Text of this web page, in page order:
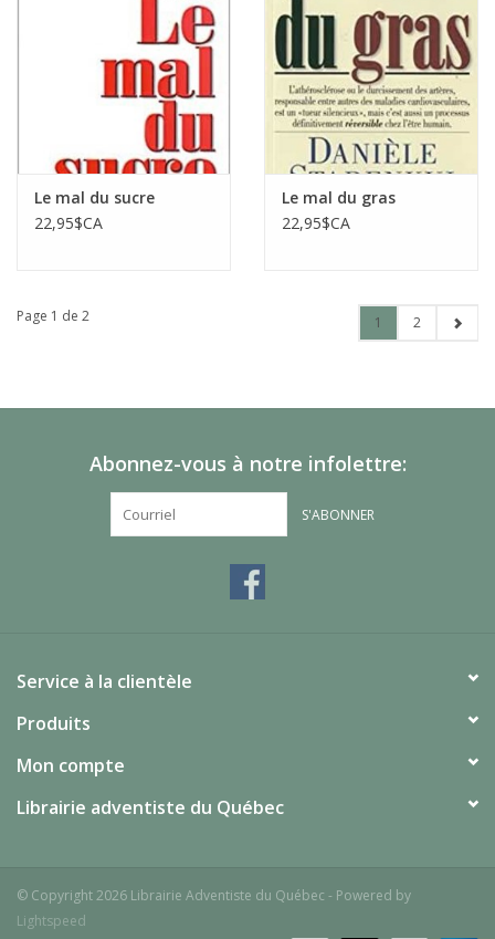
Le mal du sucre
22,95$CA
Le mal du gras
22,95$CA
Page 1 de 2 1 2
Abonnez-vous à notre infolettre:
S'ABONNER
Service à la clientèle
Produits
Mon compte
Librairie adventiste du Québec
© Copyright 2026 Librairie Adventiste du Québec - Powered by
Lightspeed